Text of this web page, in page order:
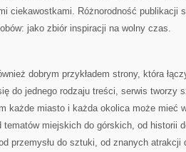
ciekawostkami. Różnorodność publikacji
jako zbiór inspiracji na wolny czas.
dobrym przykładem strony, która
do jednego rodzaju treści, serwis tworzy
każde miasto i każda okolica może mieć
tematów miejskich do górskich, od historii
przemysłu do sztuki, od znanych atrakcji